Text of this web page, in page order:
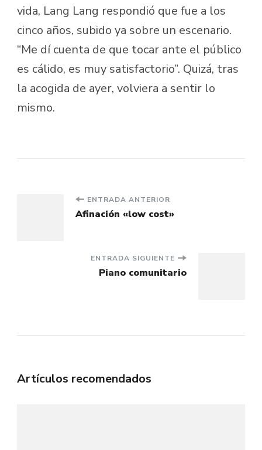
vida, Lang Lang respondió que fue a los
cinco años, subido ya sobre un escenario.
“Me dí cuenta de que tocar ante el público
es cálido, es muy satisfactorio”. Quizá, tras
la acogida de ayer, volviera a sentir lo
mismo.
Navegación
entradas
ENTRADA ANTERIOR
Afinación «low cost»
ENTRADA SIGUIENTE
Piano comunitario
Artículos recomendados